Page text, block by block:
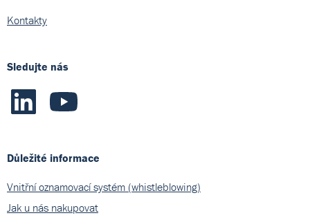
Kontakty
Sledujte nás
Důležité informace
Vnitřní oznamovací systém (whistleblowing)
Jak u nás nakupovat